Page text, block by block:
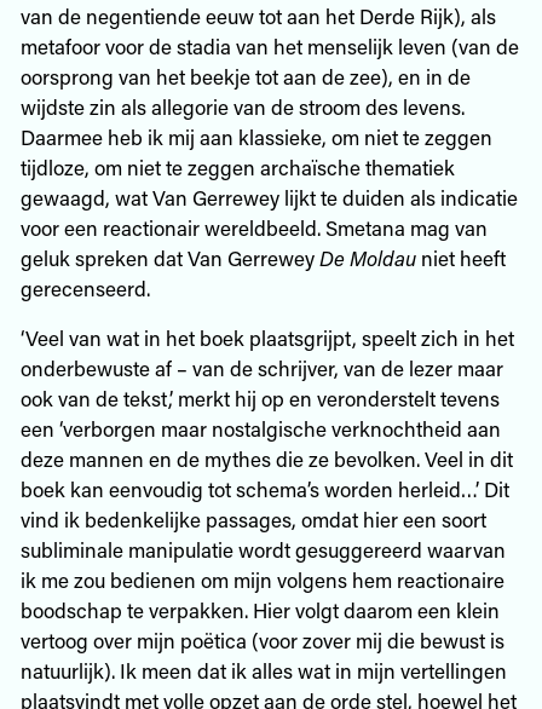
van de negentiende eeuw tot aan het Derde Rijk), als
metafoor voor de stadia van het menselijk leven (van de
oorsprong van het beekje tot aan de zee), en in de
wijdste zin als allegorie van de stroom des levens.
Daarmee heb ik mij aan klassieke, om niet te zeggen
tijdloze, om niet te zeggen archaïsche thematiek
gewaagd, wat Van Gerrewey lijkt te duiden als indicatie
voor een reactionair wereldbeeld. Smetana mag van
geluk spreken dat Van GerreweyDe Moldauniet heeft
gerecenseerd.
‘Veel van wat in het boek plaatsgrijpt, speelt zich in het
onderbewuste af – van de schrijver, van de lezer maar
ook van de tekst,’ merkt hij op en veronderstelt tevens
een ‘verborgen maar nostalgische verknochtheid aan
deze mannen en de mythes die ze bevolken. Veel in dit
boek kan eenvoudig tot schema’s worden herleid…’ Dit
vind ik bedenkelijke passages, omdat hier een soort
subliminale manipulatie wordt gesuggereerd waarvan
ik me zou bedienen om mijn volgens hem reactionaire
boodschap te verpakken. Hier volgt daarom een klein
vertoog over mijn poëtica (voor zover mij die bewust is
natuurlijk). Ik meen dat ik alles wat in mijn vertellingen
plaatsvindt met volle opzet aan de orde stel, hoewel het